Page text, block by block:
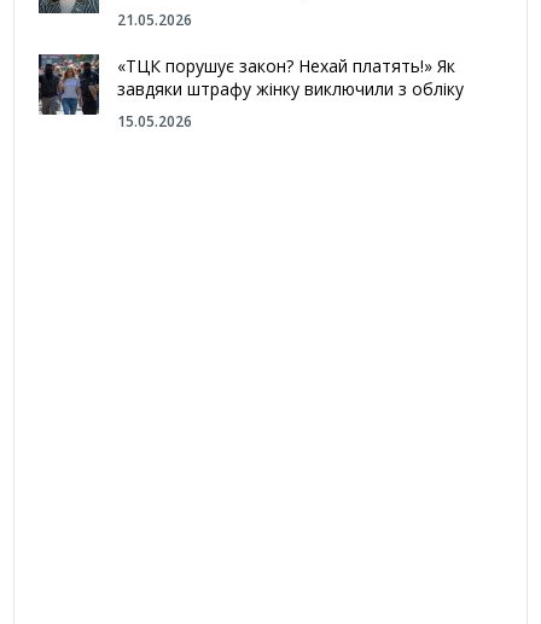
21.05.2026
«ТЦК порушує закон? Нехай платять!» Як
завдяки штрафу жінку виключили з обліку
15.05.2026